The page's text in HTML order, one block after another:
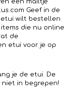
Geef in de
wilt bestellen
die nu online
de
etui voor je op
je de etui. De
niet in begrepen!